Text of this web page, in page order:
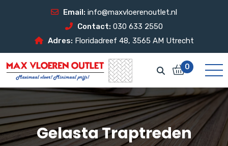
Email: info@maxvloerenoutlet.nl
Contact: 030 633 2550
Adres: Floridadreef 48, 3565 AM Utrecht
0
Gelasta Traptreden